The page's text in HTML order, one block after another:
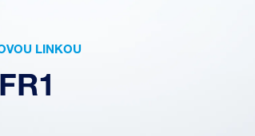
LINKOU